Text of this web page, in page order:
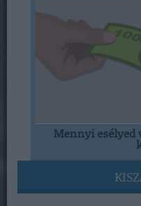
Mennyi esélyed